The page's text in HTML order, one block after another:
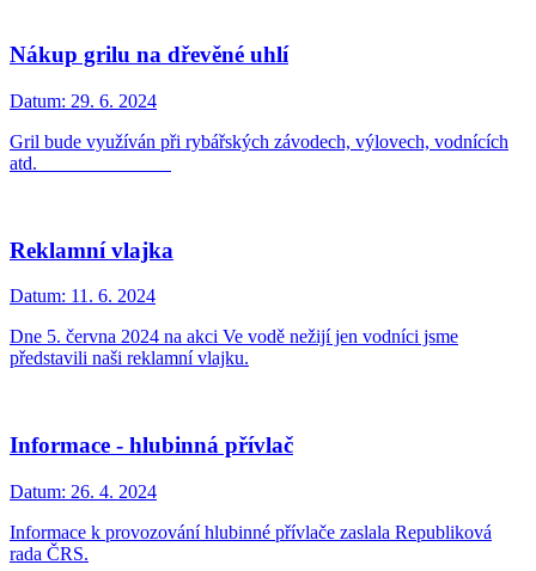
Nákup grilu na dřevěné uhlí
Datum: 29. 6. 2024
Gril bude využíván při rybářských závodech, výlovech, vodnících
atd.
Reklamní vlajka
Datum: 11. 6. 2024
Dne 5. června 2024 na akci Ve vodě nežijí jen vodníci jsme
představili naši reklamní vlajku.
Informace - hlubinná přívlač
Datum: 26. 4. 2024
Informace k provozování hlubinné přívlače zaslala Republiková
rada ČRS.